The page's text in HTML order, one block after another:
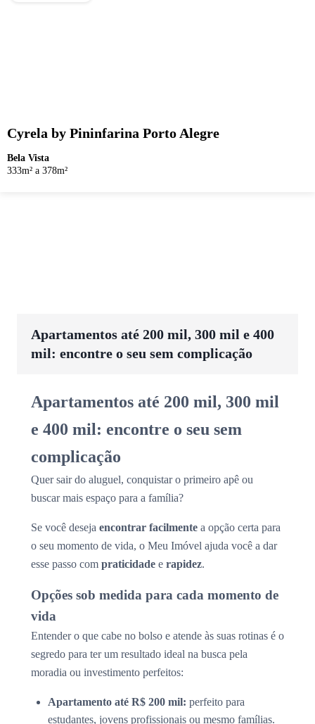
Cyrela by Pininfarina Porto Alegre
Bela Vista
333m² a 378m²
Apartamentos até 200 mil, 300 mil e 400
mil: encontre o seu sem complicação
Apartamentos até 200 mil, 300 mil
e 400 mil: encontre o seu sem
complicação
Quer sair do aluguel, conquistar o primeiro apê ou
buscar mais espaço para a família?
Se você deseja encontrar facilmente a opção certa para
o seu momento de vida, o Meu Imóvel ajuda você a dar
esse passo com praticidade e rapidez.
Opções sob medida para cada momento de
vida
Entender o que cabe no bolso e atende às suas rotinas é o
segredo para ter um resultado ideal na busca pela
moradia ou investimento perfeitos:
Apartamento até R$ 200 mil: perfeito para
estudantes, jovens profissionais ou mesmo famílias.